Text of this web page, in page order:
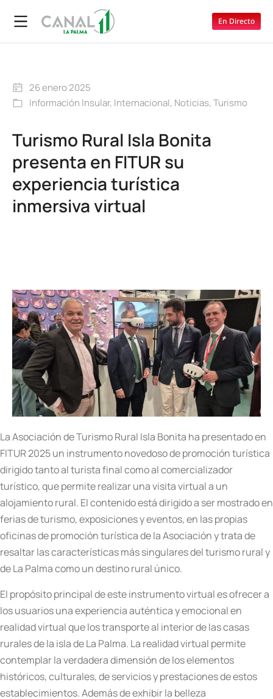
En Directo
26 enero 2025
Información Insular, Internacional, Noticias, Turismo
Turismo Rural Isla Bonita
presenta en FITUR su
experiencia turística
inmersiva virtual
La Asociación de Turismo Rural Isla Bonita ha presentado en
FITUR 2025 un instrumento novedoso de promoción turística
dirigido tanto al turista final como al comercializador
turístico, que permite realizar una visita virtual a un
alojamiento rural. El contenido está dirigido a ser mostrado en
ferias de turismo, exposiciones y eventos, en las propias
oficinas de promoción turística de la Asociación y trata de
resaltar las características más singulares del turismo rural y
de La Palma como un destino rural único.
El propósito principal de este instrumento virtual es ofrecer a
los usuarios una experiencia auténtica y emocional en
realidad virtual que los transporte al interior de las casas
rurales de la isla de La Palma. La realidad virtual permite
contemplar la verdadera dimensión de los elementos
históricos, culturales, de servicios y prestaciones de estos
establecimientos. Además de exhibir la belleza